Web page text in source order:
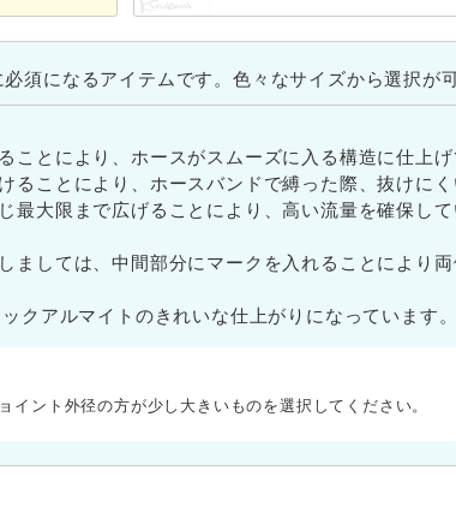
須になるアイテムです。色々なサイズから選択が可
ことにより、ホースがスムーズに入る構造に仕上げ
ることにより、ホースバンドで縛った際、抜けにく
最大限まで広げることにより、高い流量を確保して
ましては、中間部分にマークを入れることにより
クアルマイトのきれいな仕上がりになっています。
イント外径の方が少し大きいものを選択してください。